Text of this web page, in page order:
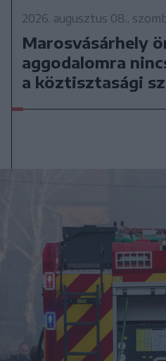
2026. augusztus 08.,
Marosvásárhely
aggodalomra
a köztisztasági